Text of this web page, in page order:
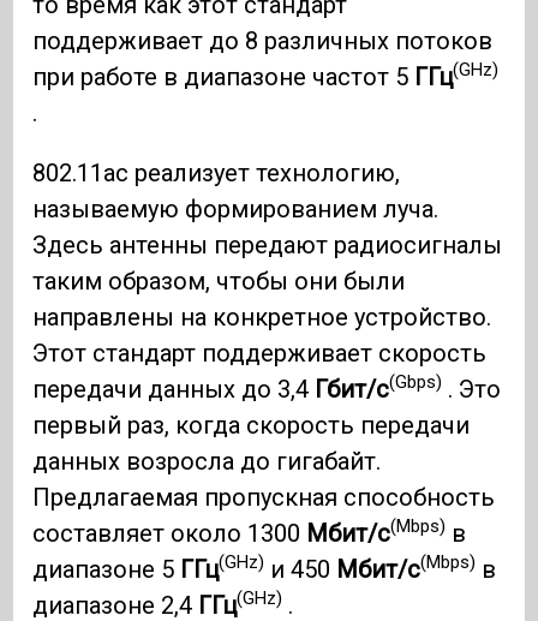
поддерживает до 8 различных потоков
при работе в диапазоне частот 5 ГГц(GHz)
.
802.11ac реализует технологию,
называемую формированием луча.
Здесь антенны передают радиосигналы
таким образом, чтобы они были
направлены на конкретное устройство.
Этот стандарт поддерживает скорость
передачи данных до 3,4 Гбит/с(Gbps) . Это
первый раз, когда скорость передачи
данных возросла до гигабайт.
Предлагаемая пропускная способность
составляет около 1300 Мбит/с(Mbps) в
диапазоне 5 ГГц(GHz) и 450 Мбит/с(Mbps) в
диапазоне 2,4 ГГц(GHz) .